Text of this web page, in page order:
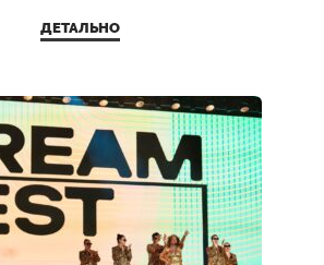
ДЕТАЛЬНО